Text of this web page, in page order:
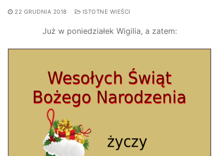
22 GRUDNIA 2018 ISTOTNE WIEŚCI
Już w poniedziałek Wigilia, a zatem: